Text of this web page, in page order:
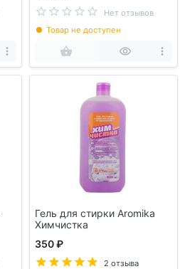
Нет отзывов
Товар не доступен
Гель для стирки Aromika
Химчистка
350 ₽
2 отзыва